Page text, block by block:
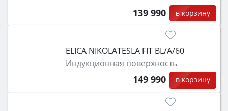
139 990 в корзину
ELICA NIKOLATESLA FIT BL/A/60
Индукционная поверхность
149 990 в корзину